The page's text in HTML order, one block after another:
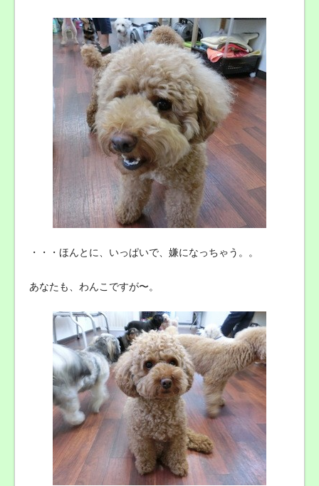
・・・ほんとに、いっぱいで、嫌になっちゃう。。
あなたも、わんこですが〜。